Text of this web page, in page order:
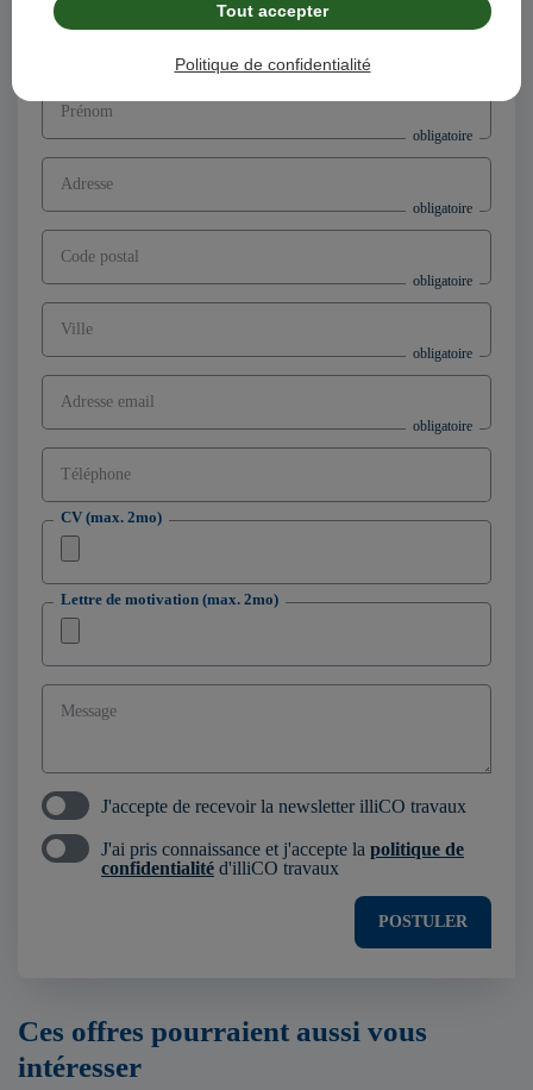
Tout accepter
Politique de confidentialité
Prénom
Adresse
Code postal
Ville
Adresse email
Téléphone
CV (max. 2mo)
Lettre de motivation (max. 2mo)
Message
J'accepte de recevoir la newsletter illiCO travaux
J'ai pris connaissance et j'accepte la politique de
confidentialité d'illiCO travaux
POSTULER
Ces offres pourraient aussi vous
intéresser